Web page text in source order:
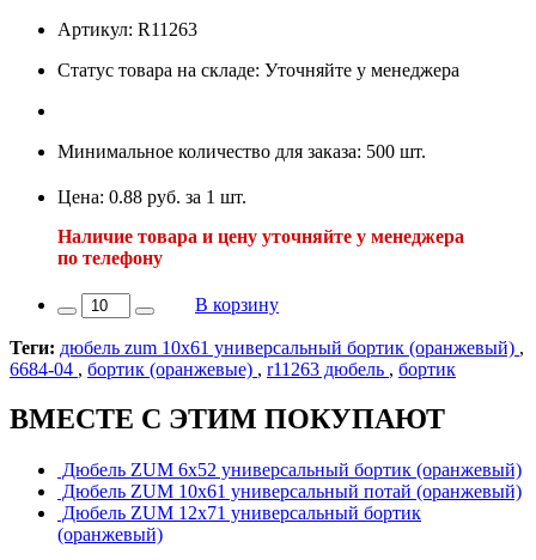
Артикул: R11263
Статус товара на складе: Уточняйте у менеджера
Минимальное количество для заказа: 500 шт.
Цена: 0.88 руб. за 1 шт.
Наличие товара и цену уточняйте у менеджера
по телефону
В корзину
Теги: дюбель zum 10х61 универcальный бортик (оранжевый) ,
6684-04 , бортик (оранжевые) , r11263 дюбель , бортик
ВМЕСТЕ С ЭТИМ ПОКУПАЮТ
Дюбель ZUM 6х52 универсальный бортик (оранжевый)
Дюбель ZUM 10х61 универсальный потай (оранжевый)
Дюбель ZUM 12х71 универсальный бортик
(оранжевый)